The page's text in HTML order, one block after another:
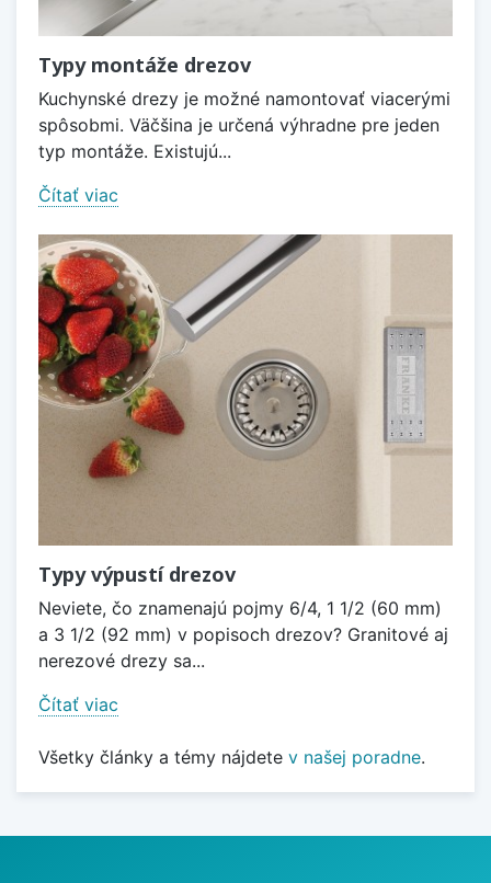
Typy montáže drezov
Kuchynské drezy je možné namontovať viacerými
spôsobmi. Väčšina je určená výhradne pre jeden
typ montáže. Existujú...
Čítať viac
Typy výpustí drezov
Neviete, čo znamenajú pojmy 6/4, 1 1/2 (60 mm)
a 3 1/2 (92 mm) v popisoch drezov? Granitové aj
nerezové drezy sa...
Čítať viac
Všetky články a témy nájdete v našej poradne.